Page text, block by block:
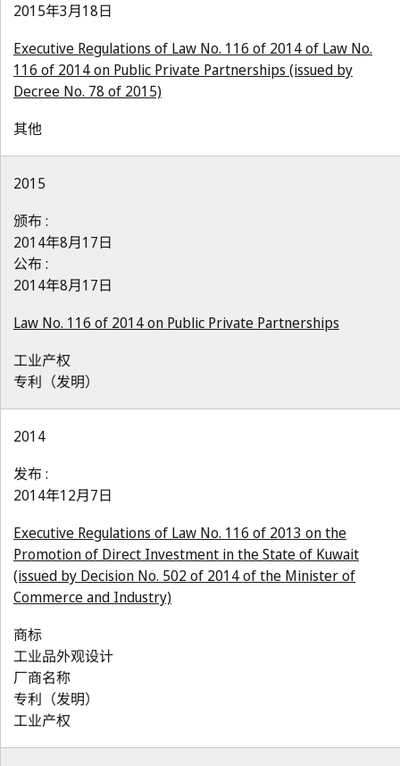
2015年3月18日
Executive Regulations of Law No. 116 of 2014 of Law No.
116 of 2014 on Public Private Partnerships (issued by
Decree No. 78 of 2015)
其他
2015
颁布 :
2014年8月17日
公布 :
2014年8月17日
Law No. 116 of 2014 on Public Private Partnerships
工业产权
专利（发明）
2014
发布 :
2014年12月7日
Executive Regulations of Law No. 116 of 2013 on the
Promotion of Direct Investment in the State of Kuwait
(issued by Decision No. 502 of 2014 of the Minister of
Commerce and Industry)
商标
工业品外观设计
厂商名称
专利（发明）
工业产权